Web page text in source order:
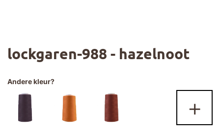
lockgaren-988 - hazelnoot
Andere kleur?
+
naar
het
van
afbeeldingen-
gallerij